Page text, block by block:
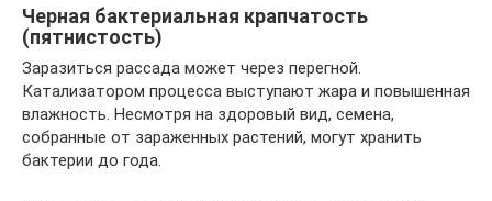
Черная бактериальная крапчатость
(пятнистость)
Заразиться рассада может через перегной.
Катализатором процесса выступают жара и повышенная
влажность. Несмотря на здоровый вид, семена,
собранные от зараженных растений, могут хранить
бактерии до года.